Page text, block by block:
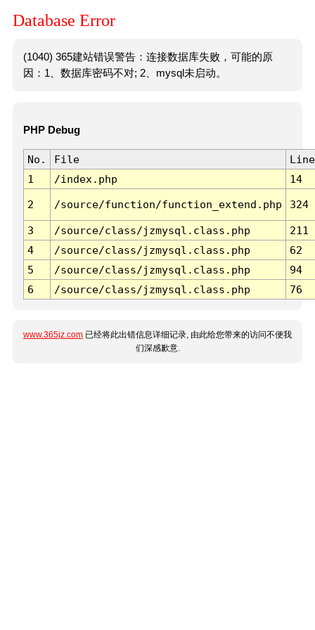
Database Error
(1040) 365建站错误警告：连接数据库失败，可能的原
因：1、数据库密码不对; 2、mysql未启动。
PHP Debug
No. File
Line
1
/index.php 14
2 /source/function/function_extend.php 324
3 /source/class/jzmysql.class.php
211
4
/source/class/jzmysql.class.php
62
5
/source/class/jzmysql.class.php
94
6
/source/class/jzmysql.class.php 76
www.365jz.com 已经将此出错信息详细记录, 由此给您带来的访问不便我
们深感歉意.